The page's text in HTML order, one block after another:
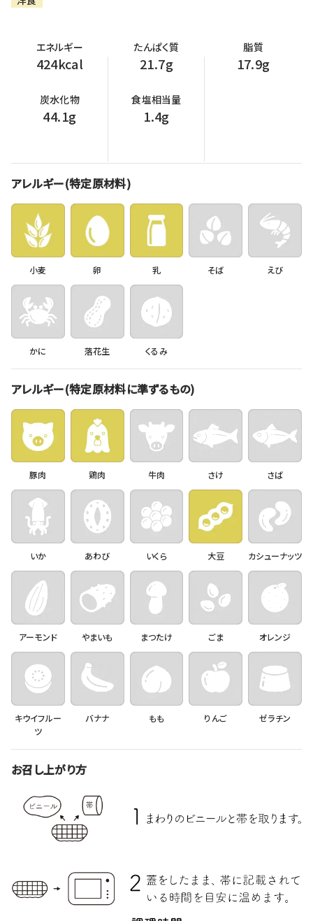
エネルギー
424kcal
たんぱく質
21.7g
脂質
17.9g
炭水化物
44.1g
食塩相当量
1.4g
アレルギー(特定原材料)
小麦 卵 乳 そば えび
かに 落花生 くるみ
アレルギー(特定原材料に準ずるもの)
豚肉 鶏肉 牛肉 さけ さば
いか あわび いくら 大豆 カシューナッツ
アーモンド やまいも まつたけ ごま オレンジ
キウイフルー
ツ
バナナ もも りんご ゼラチン
お召し上がり方